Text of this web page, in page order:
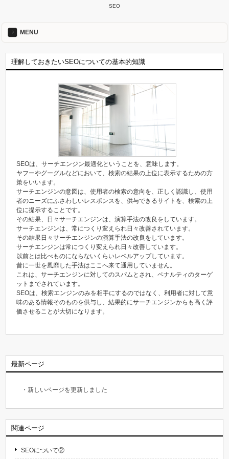
SEO
MENU
理解しておきたいSEOについての基本的知識
SEOは、サーチエンジン最適化ということを、意味します。
ヤフーやグーグルなどにおいて、検索の結果の上位に表示するための方
策をいいます。
サーチエンジンの意図は、使用者の検索の意向を、正しく認識し、使用
者のニーズにふさわしいレスポンスを、供与できるサイトを、検索の上
位に提示することです。
その結果、日々サーチエンジンは、演算手法の改良をしています。
サーチエンジンは、常につくり変えられ日々改善されています。
その結果日々サーチエンジンの演算手法の改良をしています。
サーチエンジンは常につくり変えられ日々改善しています。
以前とは比べものにならないくらいレベルアップしています。
昔に一世を風靡した手法はここへ来て通用していません。
これは、サーチエンジンに対してのスパムとされ、ペナルティのターゲ
ットまでされています。
SEOは、検索エンジンのみを相手にするのではなく、利用者に対して意
味のある情報そのものを供与し、結果的にサーチエンジンからも高く評
価させることが大切になります。
最新ページ
・新しいページを更新しました
関連ページ
SEOについて②